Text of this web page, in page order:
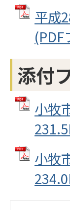
平成
添付
小牧
小牧